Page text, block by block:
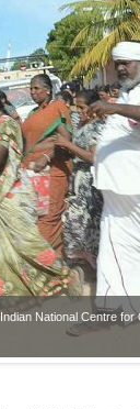
National Centre for